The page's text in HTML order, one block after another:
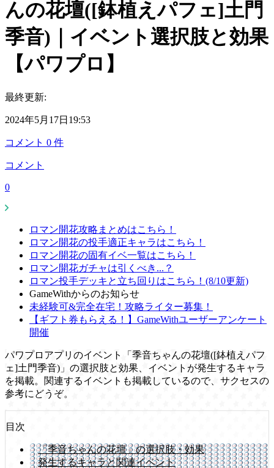
んの花壇([鉢植えパフェ]土門
季音)｜イベント選択肢と効果
【パワプロ】
最終更新:
2024年5月17日19:53
コメント 0 件
コメント
0
ロマン開花攻略まとめはこちら！
ロマン開花の投手適正キャラはこちら！
ロマン開花の固有イベ一覧はこちら！
ロマン開花ガチャは引くべき...？
ロマン投手デッキと立ち回りはこちら！(8/10更新)
GameWithからのお知らせ
未経験可&完全在宅！攻略ライター募集！
【ギフト券もらえる！】GameWithユーザーアンケート
開催
パワプロアプリのイベント「季音ちゃんの花壇([鉢植えパフ
ェ]土門季音)」の選択肢と効果、イベントが発生するキャラ
を掲載。関連するイベントも掲載しているので、サクセスの
参考にどうぞ。
目次
「季音ちゃんの花壇」の選択肢・効果
発生するキャラと関連イベント